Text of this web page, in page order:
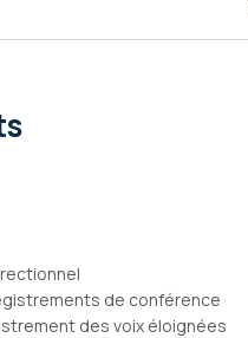
de conférence
des voix éloignées